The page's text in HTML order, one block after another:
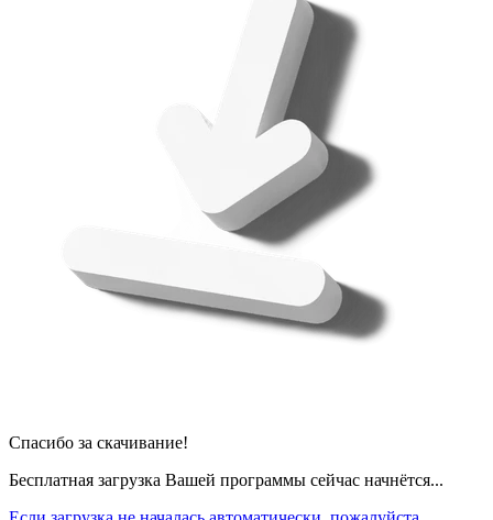
Спасибо за скачивание!
Бесплатная загрузка Вашей программы сейчас начнётся...